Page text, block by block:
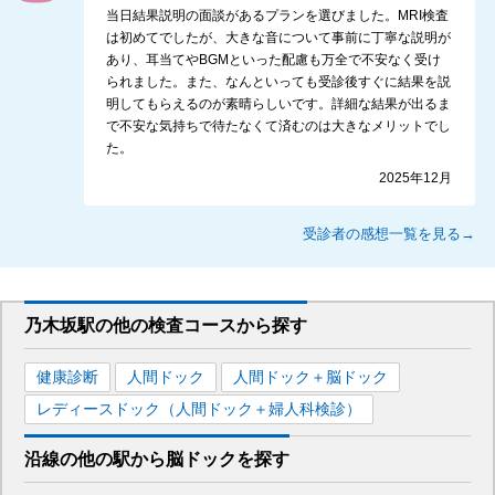
当日結果説明の面談があるプランを選びました。MRI検査
は初めてでしたが、大きな音について事前に丁寧な説明が
あり、耳当てやBGMといった配慮も万全で不安なく受け
られました。また、なんといっても受診後すぐに結果を説
明してもらえるのが素晴らしいです。詳細な結果が出るま
で不安な気持ちで待たなくて済むのは大きなメリットでし
た。
2025年12月
受診者の感想一覧を見る→
乃木坂駅の他の検査コースから探す
健康診断 人間ドック
人間ドック＋脳ドック
レディースドック（人間ドック＋婦人科検診）
沿線の他の駅から脳ドックを探す